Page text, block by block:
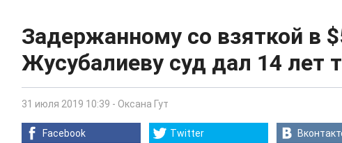
Задержанному со взяткой в
Жусубалиеву суд дал 14 лет
31 июля 2019 10:39 - Оксана Гут
Facebook Twitter